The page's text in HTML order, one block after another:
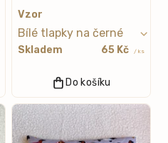
Vzor
Skladem 65 Kč / ks
Do košíku